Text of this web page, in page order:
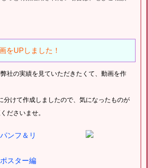
をUPしました！
社の実績を見ていただきたくて、動画を作
分けて作成しましたので、気になったものが
ださいませ。
ンフ＆リ
スター編